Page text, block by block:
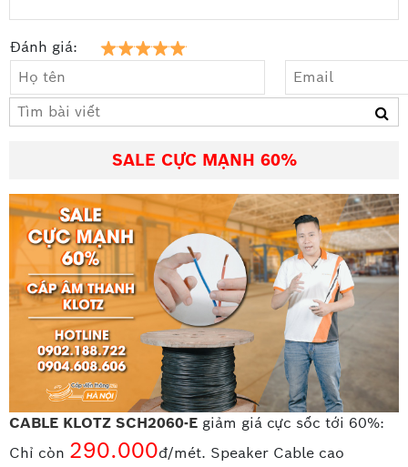
Đánh giá:
SALE CỰC MẠNH 60%
CABLE KLOTZ SCH2060-E giảm giá cực sốc tới 60%:
Chỉ còn 290.000đ/mét. Speaker Cable cao